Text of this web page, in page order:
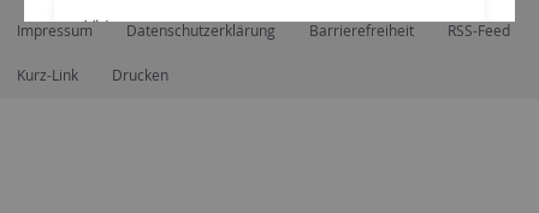
Impressum Datenschutzerklärung Barrierefreiheit RSS-Feed
Kurz-Link Drucken
Videos